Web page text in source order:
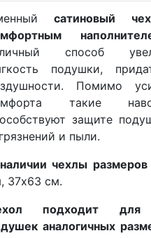
сатиновый
способ
подушки,
Помимо
такие
защите
и пыли.
чехлы размеров
37х63 см.
подходит для
аналогичных